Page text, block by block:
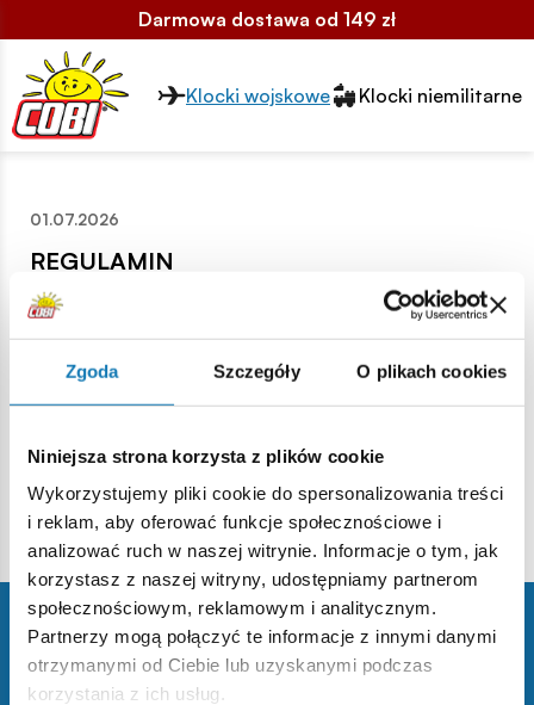
Zgoda Szczegóły O plikach cookies
Niniejsza strona korzysta z plików cookie
Wykorzystujemy pliki cookie do spersonalizowania treści
i reklam, aby oferować funkcje społecznościowe i
analizować ruch w naszej witrynie. Informacje o tym, jak
korzystasz z naszej witryny, udostępniamy partnerom
społecznościowym, reklamowym i analitycznym.
Partnerzy mogą połączyć te informacje z innymi danymi
otrzymanymi od Ciebie lub uzyskanymi podczas
korzystania z ich usług.
Darmowa dostawa od 149 zł
Przełącznik segmentów2
Klocki wojskowe Klocki niemilitarne
01.07.2026
REGULAMIN
PROMOCJI
KOLEJNY TANIEJ
REGULAMIN PROMOCJI
Kolejny taniej Na potrzeby
Organizator - spółka COBI
(04-709), ul. Jaskrów 11,
wpisana do Krajowego
Rejestru Sądowego pod
numerem KRS
0000025310, NIP:
9521783570, będąca
organizatorem Promocji
„Drugi taniej”. Promocja -
akcja promocyjna pod
nazwą Kolejny taniej,...
Strona główna Aktualne promocje
Zapisz się do newslettera
i zdobądź 10% na pierwsze zakupy!